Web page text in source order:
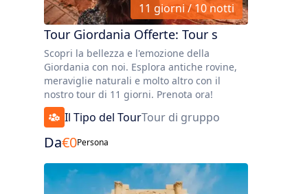
11 giorni / 10 notti
Tour Giordania Offerte: Tour s
Scopri la bellezza e l'emozione della
Giordania con noi. Esplora antiche rovine,
meraviglie naturali e molto altro con il
nostro tour di 11 giorni. Prenota ora!
Il Tipo del TourTour di gruppo
Da€0Persona